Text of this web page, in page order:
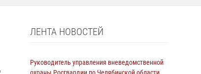
ЛЕНТА НОВОСТЕЙ
Руководитель управления вневедомственной